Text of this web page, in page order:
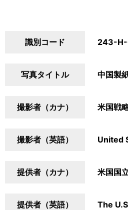
識別コード 243-
写真タイトル 中国製
撮影者（カナ） 米国戦
撮影者（英語） United
提供者（カナ） 米国国
提供者（英語） The